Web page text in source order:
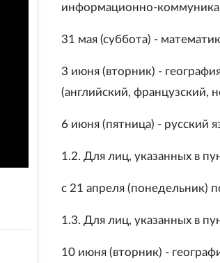
информационно-
31 мая (суббота) -
3 июня (вторник) -
(английский, французский,
6 июня (пятница) - русский
1.2. Для лиц, указанных в
с 21 апреля (понедельник)
1.3. Для лиц, указанных в
10 июня (вторник) -